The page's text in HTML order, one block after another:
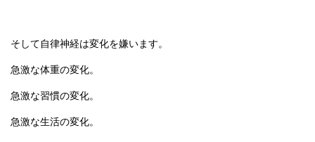
そして自律神経は変化を嫌います。
急激な体重の変化。
急激な習慣の変化。
急激な生活の変化。